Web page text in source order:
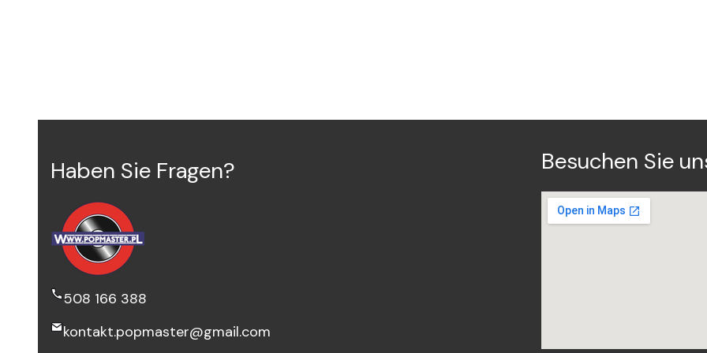
Haben Sie Fragen?
508 166 388
kontakt.popmaster@gmail.com
Besuchen Sie